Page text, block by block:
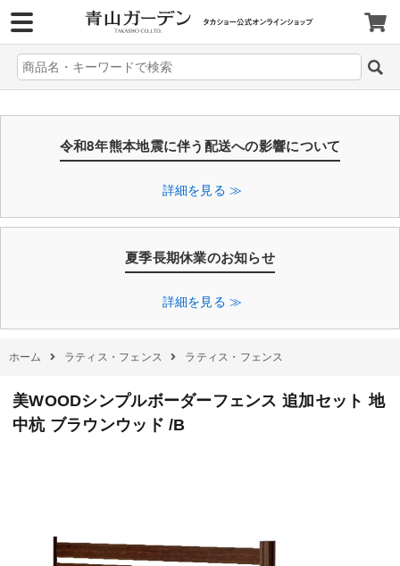
令和8年熊本地震に伴う配送への影響について
詳細を見る ≫
夏季長期休業のお知らせ
詳細を見る ≫
ホーム ラティス・フェンス ラティス・フェンス
美WOODシンプルボーダーフェンス 追加セット 地
中杭 ブラウンウッド /B